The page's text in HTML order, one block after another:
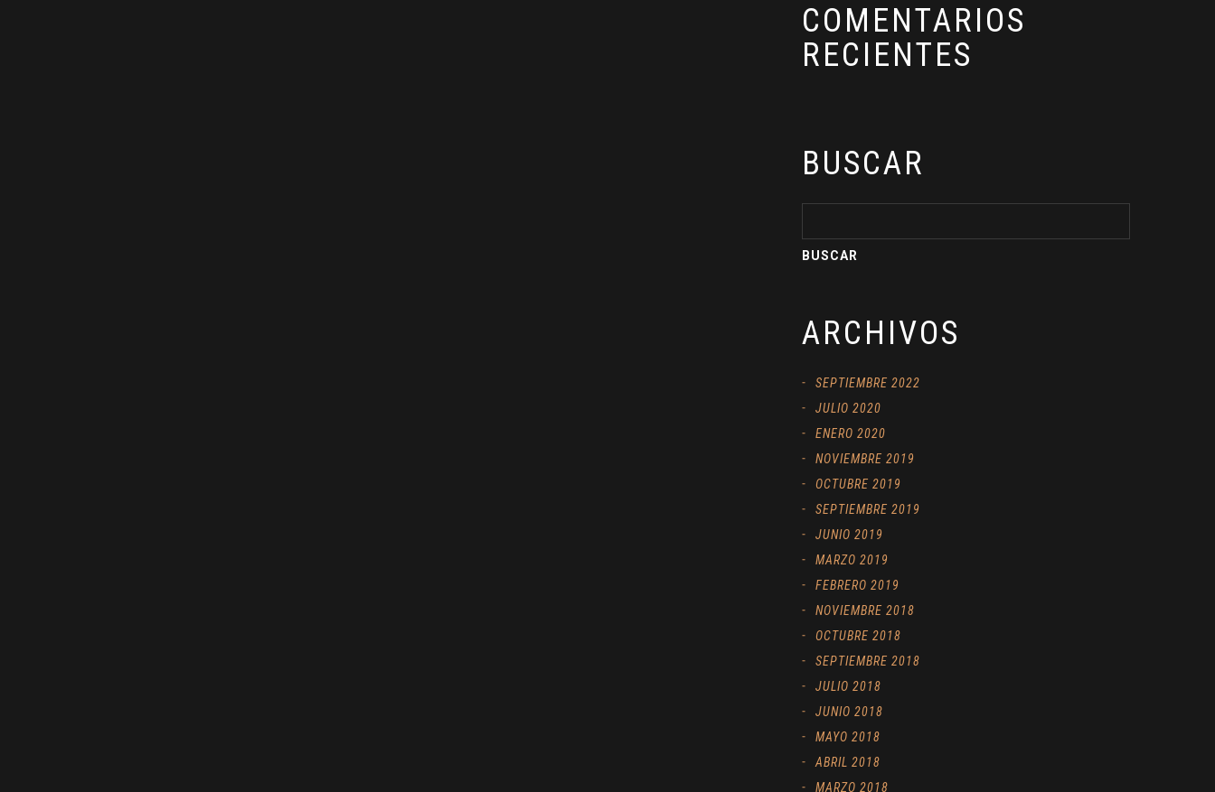
COMENTARIOS
RECIENTES
BUSCAR
ARCHIVOS
SEPTIEMBRE 2022
JULIO 2020
ENERO 2020
NOVIEMBRE 2019
OCTUBRE 2019
SEPTIEMBRE 2019
JUNIO 2019
MARZO 2019
FEBRERO 2019
NOVIEMBRE 2018
OCTUBRE 2018
SEPTIEMBRE 2018
JULIO 2018
JUNIO 2018
MAYO 2018
ABRIL 2018
MARZO 2018